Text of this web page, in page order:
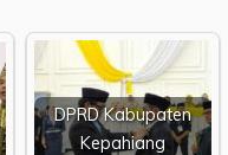
DPRD Kabupaten
Kepahiang